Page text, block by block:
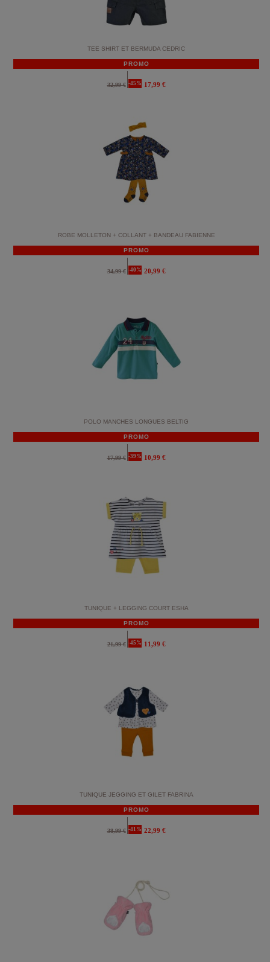
TEE SHIRT ET BERMUDA CEDRIC
PROMO
32,99 € -45% 17,99 €
ROBE MOLLETON + COLLANT + BANDEAU FABIENNE
PROMO
34,99 € -40% 20,99 €
POLO MANCHES LONGUES BELTIG
PROMO
17,99 € -39% 10,99 €
TUNIQUE + LEGGING COURT ESHA
PROMO
21,99 € -45% 11,99 €
TUNIQUE JEGGING ET GILET FABRINA
PROMO
38,99 € -41% 22,99 €